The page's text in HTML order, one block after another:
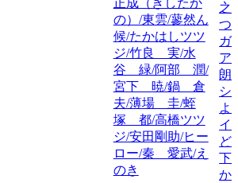
正成（きしたか
の）/東雲/蓼然ん
候/たかはしツツ
ジ/竹良 実/水
谷 緑/阿部 潤/
宮下 暁/鍋 倉
夫/薄場 圭/蛭
塚 都/高橋ツツ
ジ/安田剛助/ヒー
ロー/秦 愛武/え
のき
之
つ
ガ
ア
朗
シ
よ
イ
ど
下
か